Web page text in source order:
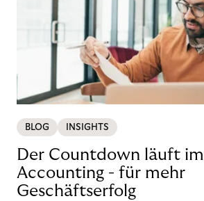
BLOG INSIGHTS
Der Countdown läuft im
Accounting - für mehr
Geschäftserfolg